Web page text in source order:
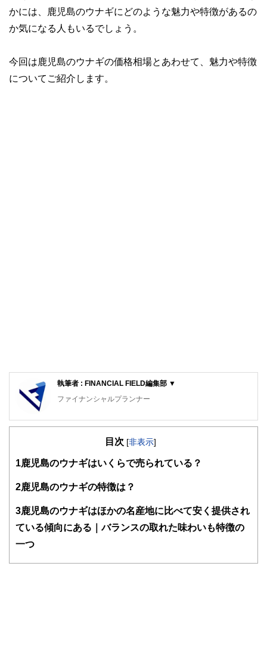
かには、鹿児島のウナギにどのような魅力や特徴があるの
か気になる人もいるでしょう。
今回は鹿児島のウナギの価格相場とあわせて、魅力や特徴
についてご紹介します。
執筆者 : FINANCIAL FIELD編集部 ▼
ファイナンシャルプランナー
FinancialField編集部は、金融、経済に関する記事を、日々
知識がない方でも理解できるようわかりやすく発信していま
得者を中心に「お金や暮らし」に関する書籍・雑誌の編集経
験者で構成され、企画立案から記事掲載まですべての工程に
関わることで、読者目線のコンテンツを追求しています。
FinancialFieldの特徴は、ファイナンシャルプランナー、弁
護士、税理士、宅地建物取引士、相続診断士、住宅ローンア
目次 [非表示]
1 鹿児島のウナギはいくらで売られている？
2鹿児島のウナギの特徴は？
3鹿児島のウナギはほかの名産地に比べて安く提供され
ている傾向にある｜バランスの取れた味わいも特徴の
一つ